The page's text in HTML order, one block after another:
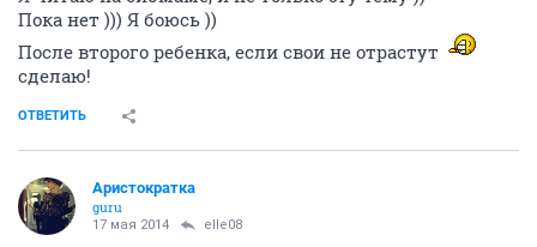
Пока нет ))) Я боюсь ))
После второго ребенка, если свои не отрастут
сделаю!
ОТВЕТИТЬ
Аристократка
guru
17 мая 2014 elle08